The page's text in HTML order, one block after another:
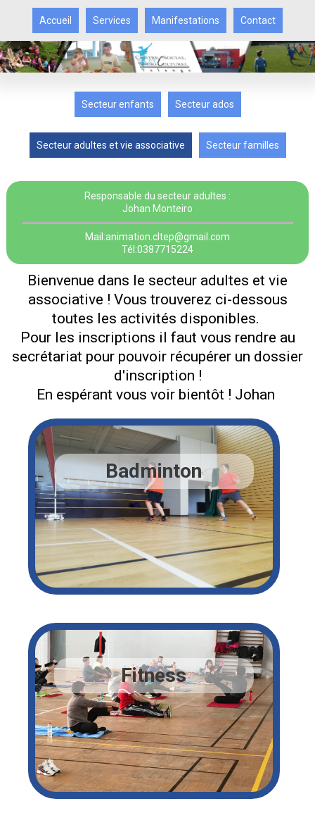
Accueil Services Manifestations Contact
Secteur enfants Secteur ados
Secteur adultes et vie associative Secteur familles
Responsable du secteur adultes :
Johan Monteiro
Mail:animation.cltep@gmail.com
Tél:0387715224
Bienvenue dans le secteur adultes et vie
associative ! Vous trouverez ci-dessous
toutes les activités disponibles.
Pour les inscriptions il faut vous rendre au
secrétariat pour pouvoir récupérer un dossier
d'inscription !
En espérant vous voir bientôt ! Johan
Badminton
Fitness